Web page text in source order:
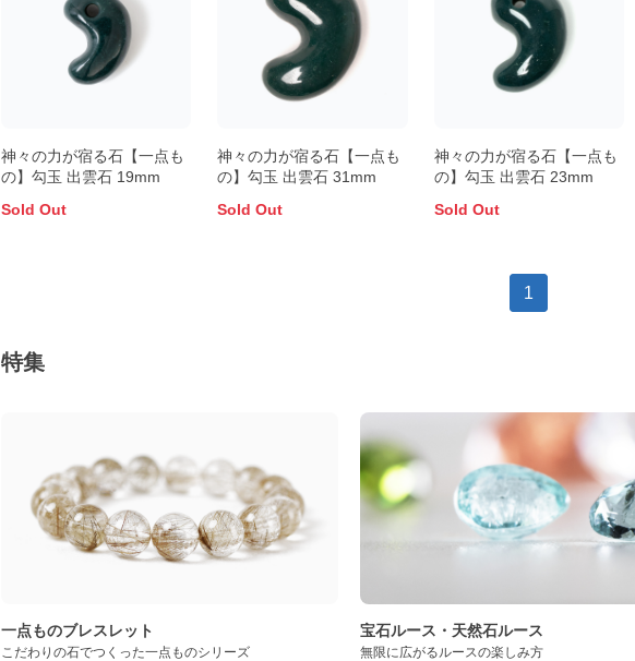
神々の力が宿る石【一点も
の】勾玉 出雲石 19mm
Sold Out
神々の力が宿る石【一点も
の】勾玉 出雲石 31mm
Sold Out
神々の力が宿る石【一点も
の】勾玉 出雲石 23mm
Sold Out
1
特集
一点ものブレスレット
こだわりの石でつくった一点ものシリーズ
宝石ルース・天然石ルース
無限に広がるルースの楽しみ方